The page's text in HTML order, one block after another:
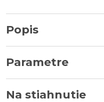
Popis
Parametre
Na stiahnutie